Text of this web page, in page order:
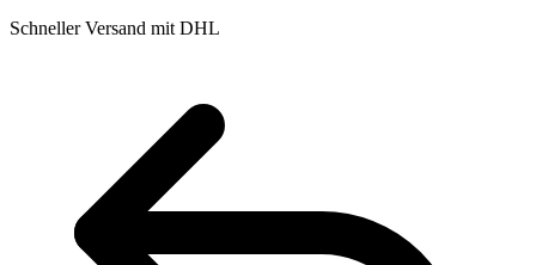
Schneller Versand mit DHL